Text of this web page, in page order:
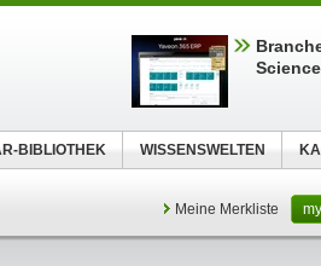
Meine Merkliste
BIBLIOTHEK WISSENSWELTEN